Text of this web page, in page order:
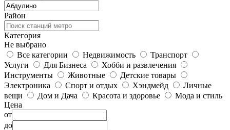
Район
Категория
Не выбрано
Все категории
Недвижимость
Транспорт
Услуги
Для Бизнеса
Хобби и развлечения
Инструменты
Животные
Детские товары
Электроника
Спорт и отдых Хэндмейд
Личные
вещи
Дом и Дача Красота и здоровье
Мода и стиль
Цена
от
до